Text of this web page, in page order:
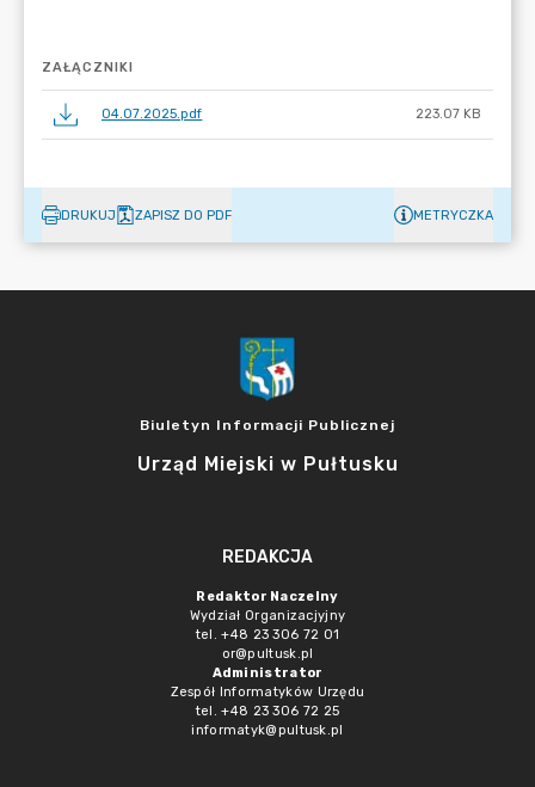
ZAŁĄCZNIKI
04.07.2025.pdf 223.07 KB
DRUKUJ ZAPISZ DO PDF METRYCZKA
Biuletyn Informacji Publicznej
Urząd Miejski w Pułtusku
REDAKCJA
Redaktor Naczelny
Wydział Organizacjyjny
tel. +48 23 306 72 01
or@pultusk.pl
Administrator
Zespół Informatyków Urzędu
tel. +48 23 306 72 25
informatyk@pultusk.pl